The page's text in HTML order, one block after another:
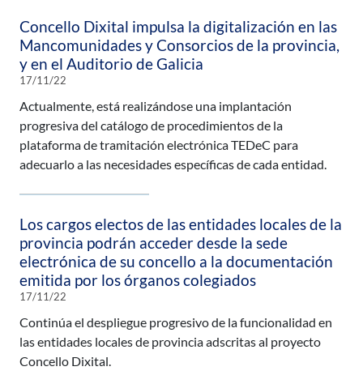
Concello Dixital impulsa la digitalización en las
Mancomunidades y Consorcios de la provincia,
y en el Auditorio de Galicia
17/11/22
Actualmente, está realizándose una implantación
progresiva del catálogo de procedimientos de la
plataforma de tramitación electrónica TEDeC para
adecuarlo a las necesidades específicas de cada entidad.
Los cargos electos de las entidades locales de la
provincia podrán acceder desde la sede
electrónica de su concello a la documentación
emitida por los órganos colegiados
17/11/22
Continúa el despliegue progresivo de la funcionalidad en
las entidades locales de provincia adscritas al proyecto
Concello Dixital.